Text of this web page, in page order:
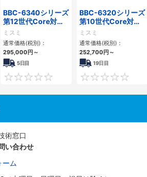
0
BBC-6340シリーズ
第12世代Core対応
小型フロアマウント
PC2PCI/2PCIe
ミスミ
通常価格(税別)：
295,000円～
5日目
0
BBC-6320シリーズ
第10世代Core対応
小型フロアマウント
FAPC 2PCI・2PCIe
ミスミ
通常価格(税別)：
252,700円～
19日目
術窓口
い合わせ
ーム